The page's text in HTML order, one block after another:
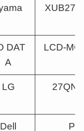
DAT
A
LCD-
LG
Dell